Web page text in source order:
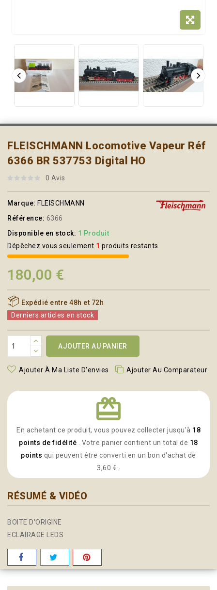
FLEISCHMANN Locomotive Vapeur Réf
6366 BR 537753 Digital HO
0 Avis
Marque: FLEISCHMANN
Référence: 6366
Disponible en stock: 1 Produit
Dépêchez vous seulement 1 produits restants
180,00 €
📦 Expédié entre 48h et 72h
Derniers articles en stock
AJOUTER AU PANIER
Ajouter À Ma Liste D'envies Ajouter Au Comparateur
redeem
En achetant ce produit, vous pouvez collecter jusqu'à 18
points de fidélité . Votre panier contient un total de 18
points qui peuvent être converti en un bon d'achat de
3,60 € .
RÉSUMÉ & VIDÉO
BOITE D'ORIGINE
ECLAIRAGE LEDS